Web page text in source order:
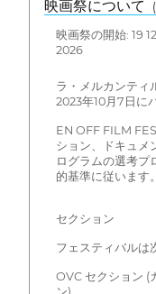
映画祭について
映画祭の開始: 19
2026
ラ・メルカンティ
2023年10月7日に
EN OFF FILM
ション、ドキュメ
ログラムの選考プ
的基準に従います。
セクション
フェスティバルは
OVC セクション (